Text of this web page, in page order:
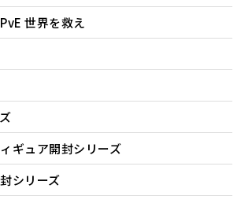
世界を救え
ギュア開封シリーズ
シリーズ